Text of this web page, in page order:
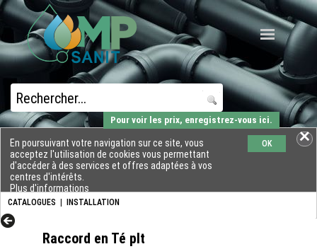
CATALOGUES INSTALLATION
En poursuivant votre navigation sur ce site, vous
acceptez l'utilisation de cookies vous permettant
d'accéder à des services et offres adaptées à vos
centres d'intérêts.
Plus d'informations
OK
Pour voir les prix, enregistrez-vous ici.